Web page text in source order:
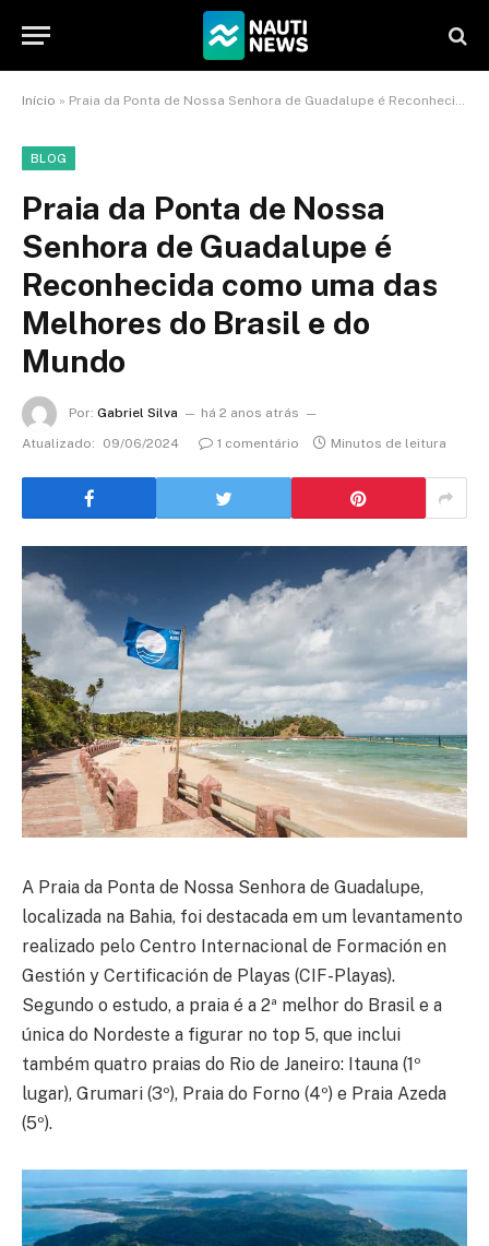
Início » Praia da Ponta de Nossa Senhora de Guadalupe é Reconhecida como uma das Melhores do Brasil e do Mundo
BLOG
Praia da Ponta de Nossa
Senhora de Guadalupe é
Reconhecida como uma das
Melhores do Brasil e do
Mundo
Por: Gabriel Silva
há 2 anos atrás
Atualizado:
09/06/2024 1 comentário Minutos de leitura
A Praia da Ponta de Nossa Senhora de Guadalupe,
localizada na Bahia, foi destacada em um levantamento
realizado pelo Centro Internacional de Formación en
Gestión y Certificación de Playas (CIF-Playas).
Segundo o estudo, a praia é a 2ª melhor do Brasil e a
única do Nordeste a figurar no top 5, que inclui
também quatro praias do Rio de Janeiro: Itauna (1º
lugar), Grumari (3º), Praia do Forno (4º) e Praia Azeda
(5º).